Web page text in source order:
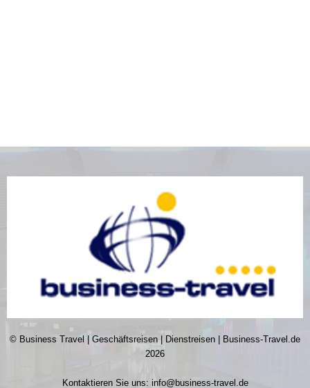
© Business Travel | Geschäftsreisen | Dienstreisen | Business-Travel.de
2026
Kontaktieren Sie uns: info@business-travel.de